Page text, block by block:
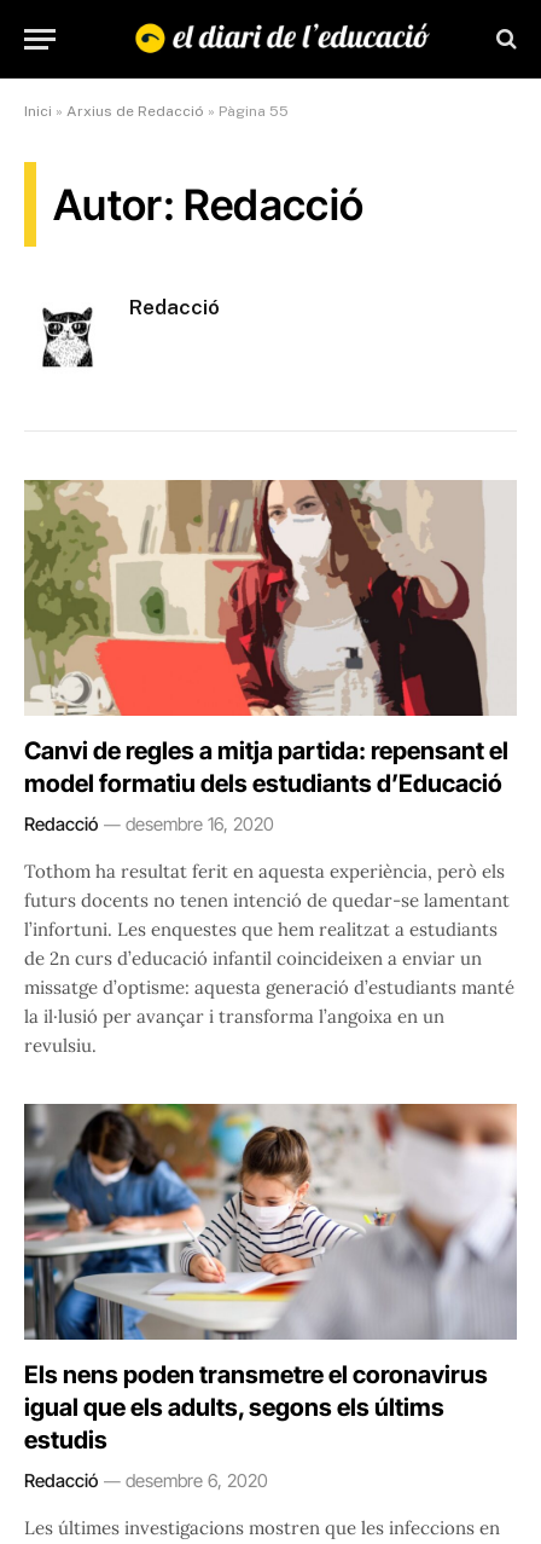
Inici » Arxius de Redacció » Pàgina 55
Autor: Redacció
Redacció
Canvi de regles a mitja partida: repensant el
model formatiu dels estudiants d’Educació
Redacció desembre 16, 2020
Tothom ha resultat ferit en aquesta experiència, però els
futurs docents no tenen intenció de quedar-se lamentant
l’infortuni. Les enquestes que hem realitzat a estudiants
de 2n curs d’educació infantil coincideixen a enviar un
missatge d’optisme: aquesta generació d’estudiants manté
la il·lusió per avançar i transforma l’angoixa en un
revulsiu.
Els nens poden transmetre el coronavirus
igual que els adults, segons els últims
estudis
Redacció desembre 6, 2020
Les últimes investigacions mostren que les infeccions en